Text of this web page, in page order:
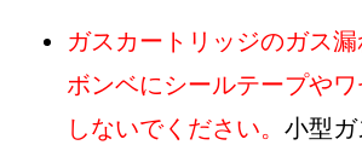
ガスカートリッジのガス
ボンベにシールテープや
しないでください。 小型ガ